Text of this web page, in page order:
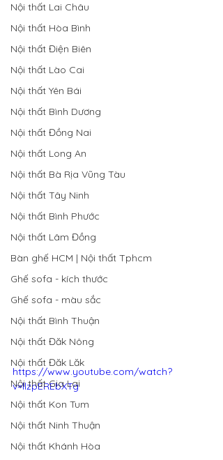
Nội thất Lai Châu
Nội thất Hòa Bình
Nội thất Điện Biên
Nội thất Lào Cai
Nội thất Yên Bái
Nội thất Bình Dương
Nội thất Đồng Nai
Nội thất Long An
Nội thất Bà Rịa Vũng Tàu
Nội thất Tây Ninh
Nội thất Bình Phước
Nội thất Lâm Đồng
Bàn ghế HCM | Nội thất Tphcm
Ghế sofa - kích thước
Ghế sofa - màu sắc
Nội thất Bình Thuận
Nội thất Đăk Nông
Nội thất Đăk Lăk
Nội thất Gia Lai
Nội thất Kon Tum
Nội thất Ninh Thuận
Nội thất Khánh Hòa
https://www.youtube.com/watch?
v=llzpEREbXTg